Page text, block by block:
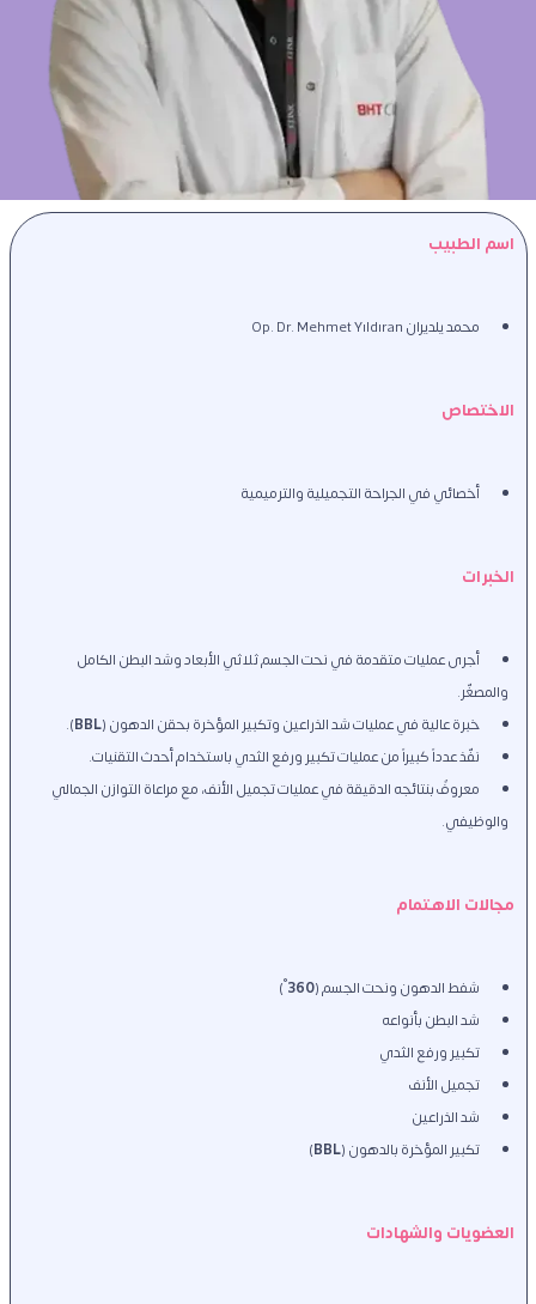
اسم الطبيب
محمد يلديران Op. Dr. Mehmet Yıldıran
الاختصاص
أخصائي في الجراحة التجميلية والترميمية
الخبرات
أجرى عمليات متقدمة في نحت الجسم ثلاثي الأبعاد وشد البطن الكامل
والمصغّر.
خبرة عالية في عمليات شد الذراعين وتكبير المؤخرة بحقن الدهون (BBL
).
نفّذ عدداً كبيراً من عمليات تكبير ورفع الثدي باستخدام أحدث التقنيات.
معروفٌ بنتائجه الدقيقة في عمليات تجميل الأنف، مع مراعاة التوازن الجمالي
والوظيفي.
مجالات الاهتمام
شفط الدهون ونحت الجسم (360
°)
شد البطن بأنواعه
تكبير ورفع الثدي
تجميل الأنف
شد الذراعين
تكبير المؤخرة بالدهون (BBL
)
العضويات والشهادات